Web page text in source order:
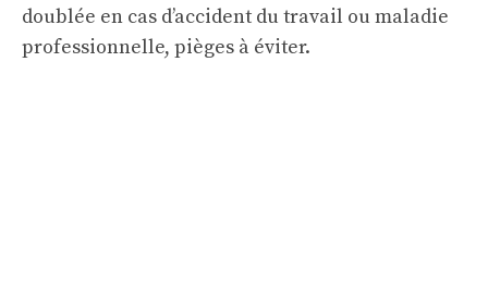
doublée en cas d’accident du travail ou maladie
professionnelle, pièges à éviter.